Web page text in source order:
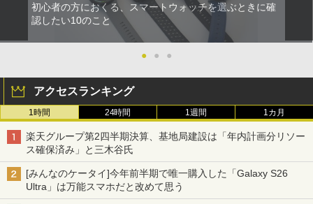
初心者の方におくる、スマートウォッチを選ぶときに確
認したい10のこと
● ● ●
アクセスランキング
1時間 24時間 1週間 1カ月
楽天グループ第2四半期決算、基地局建設は「年内計画分リソー
ス確保済み」と三木谷氏
[みんなのケータイ]今年前半期で唯一購入した「Galaxy S26
Ultra」は万能スマホだと改めて思う